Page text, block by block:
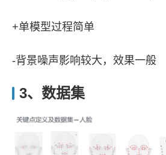
+单模型过程简单
-背景噪声影响较大，效果一般
3、数据集